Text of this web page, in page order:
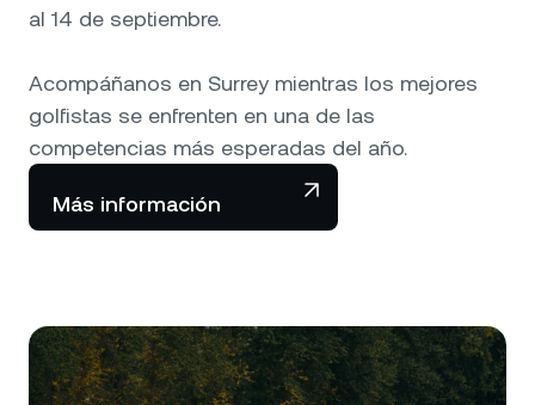
al 14 de septiembre.
Acompáñanos en Surrey mientras los mejores
golfistas se enfrenten en una de las
competencias más esperadas del año.
Más información